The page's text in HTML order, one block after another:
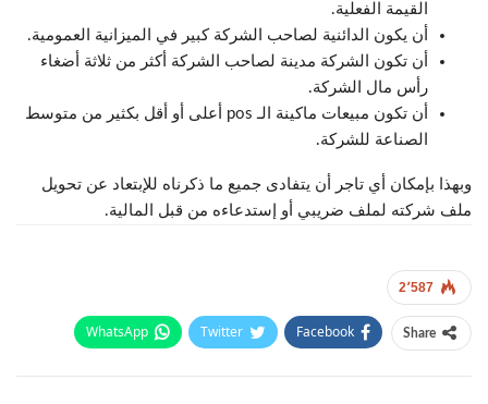
القيمة الفعلية.
أن يكون الدائنية لصاحب الشركة كبير في الميزانية العمومية.
أن تكون الشركة مدينة لصاحب الشركة أكثر من ثلاثة أضغاء
رأس مال الشركة.
أن تكون مبيعات ماكينة الـ pos أعلى أو أقل بكثير من متوسط
الصناعة للشركة.
وبهذا بإمكان أي تاجر أن يتفادى جميع ما ذكرناه للإبتعاد عن تحويل
ملف شركته لملف ضريبي أو إستدعاءه من قبل المالية.
2٬587
Share
Facebook
Twitter
WhatsApp